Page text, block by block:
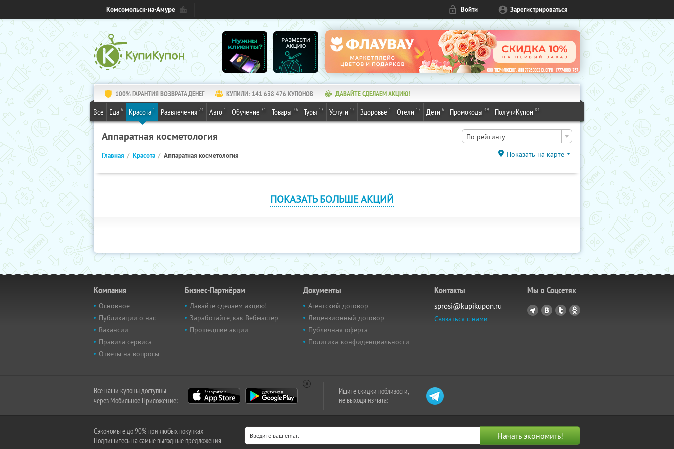
Комсомольск-на-Амуре Войти Зарегистрироваться
100% ГАРАНТИЯ ВОЗВРАТА ДЕНЕГ КУПИЛИ: 141 638 476 КУПОНОВ ДАВАЙТЕ СДЕЛАЕМ АКЦИЮ!
Все Еда 6 Красота 1 Развлечения 24 Авто 1 Обучение 31 Товары 26 Туры 13 Услуги 12 Здоровье 1 Отели 17 Дети 6 Промокоды 49 ПолучиКупон 84
Аппаратная косметология По рейтингу
Главная Красота Аппаратная косметология Показать на карте
ПОКАЗАТЬ БОЛЬШЕ АКЦИЙ
Компания
Основное
Публикации о нас
Вакансии
Правила сервиса
Ответы на вопросы
Бизнес-Партнёрам
Давайте сделаем акцию!
Заработайте, как Вебмастер
Прошедшие акции
Документы
Агентский договор
Лицензионный договор
Публичная оферта
Политика конфиденциальности
Контакты
sprosi@kupikupon.ru
Связаться с нами
Мы в Соцсетях
Все наши купоны доступны
через Мобильное Приложение:
Ищите скидки поблизости,
не выходя из чата:
Сэкономьте до 90% при любых покупках
Подпишитесь на самые выгодные предложения